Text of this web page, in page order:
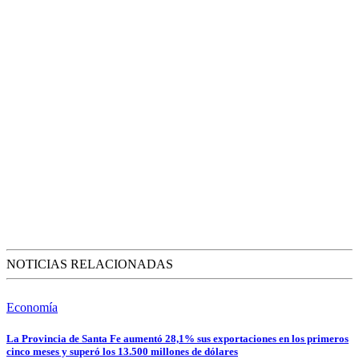
NOTICIAS RELACIONADAS
Economía
La Provincia de Santa Fe aumentó 28,1% sus exportaciones en los primeros
cinco meses y superó los 13.500 millones de dólares